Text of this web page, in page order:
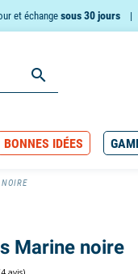
et échangesous 30 jours

BONNES IDÉES
Marine noire